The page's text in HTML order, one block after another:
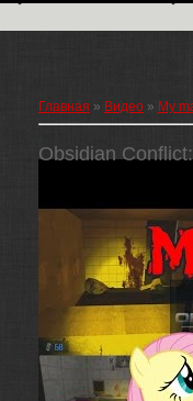
Главная » Видео » My
Obsidian